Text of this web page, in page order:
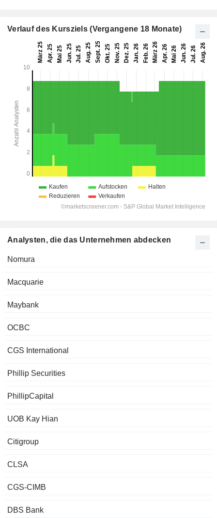
Verlauf des Kursziels (Vergangene 18 Monate)
Analysten, die das Unternehmen abdecken
Nomura
Macquarie
Maybank
OCBC
CGS International
Phillip Securities
PhillipCapital
UOB Kay Hian
Citigroup
CLSA
CGS-CIMB
DBS Bank